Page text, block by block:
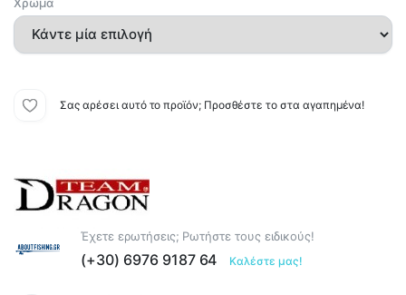
Σας αρέσει αυτό το προϊόν; Προσθέστε το στα αγαπημένα!
Έχετε ερωτήσεις; Ρωτήστε τους ειδικούς!
(+30) 6976 9187 64 Καλέστε μας!